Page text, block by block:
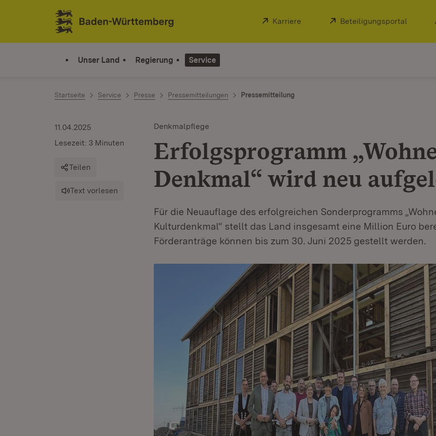
Zum Inhalt springen
Link zur Startseite
Extern:
Karriere (Öffnet in neuem Fenster)
Extern:
Beteiligungsportal
Unser Land Regierung Service
Startseite Service Presse Pressemitteilungen Pressemitteilung
Denkmalpflege
Erfolgsprogramm
Denkmal“ wird neu
Für die Neuauflage des erfolgreichen Sonderprogramms
Kulturdenkmal“ stellt das Land insgesamt eine Million Euro
Förderanträge können bis zum 30. Juni 2025 gestellt werden.
11.04.2025
Lesezeit: 3 Minuten
Teilen
Text vorlesen